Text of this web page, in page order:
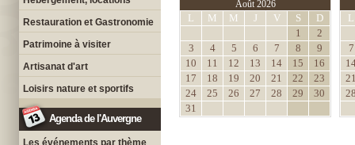
Restauration et Gastronomie
Patrimoine à visiter
Artisanat d'art
Loisirs nature et sportifs
Agenda de l'Auvergne
Les événements par thème
Août 2026
L M M J V S
D
1
2
3
4 5 6 7 8
9
10
11 12 13 14 15
16
17
18 19 20 21 22
23
24
25 26 27 28 29
30
31
L
7